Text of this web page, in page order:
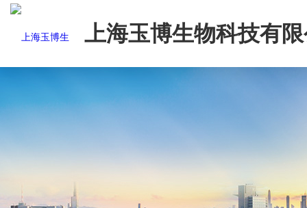
上海玉博生物科技有